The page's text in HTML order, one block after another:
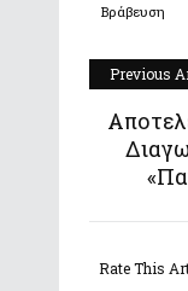
Βράβευση
Previous
Rate This